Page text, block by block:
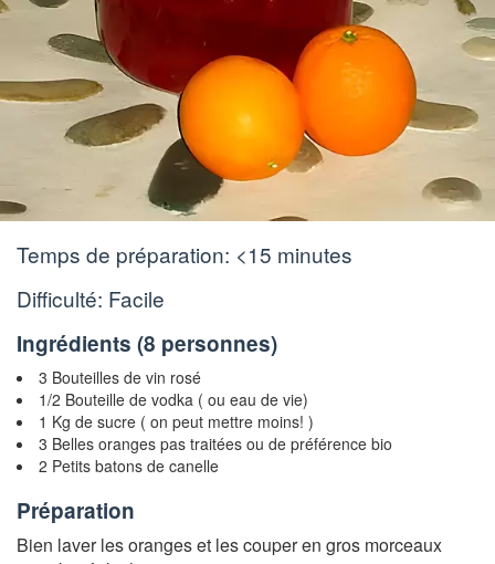
Temps de préparation: <15 minutes
Difficulté: Facile
Ingrédients (8 personnes)
3 Bouteilles de vin rosé
1/2 Bouteille de vodka ( ou eau de vie)
1 Kg de sucre ( on peut mettre moins! )
3 Belles oranges pas traitées ou de préférence bio
2 Petits batons de canelle
Préparation
Bien laver les oranges et les couper en gros morceaux